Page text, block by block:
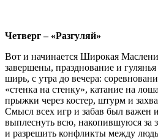
Четверг – «Разгуляй»
Вот и начинается Широкая
завершены, празднование и
ширь, с утра до вечера:
«стенка на стенку», катание на
прыжки через костер, штурм и
Смысл всех игр и забав был важен
выплеснуть всю, накопившуюся за
и разрешить конфликты между